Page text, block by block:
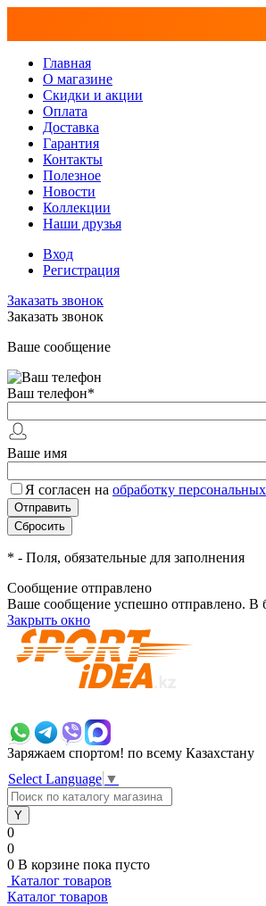
Главная
О магазине
Скидки и акции
Оплата
Доставка
Гарантия
Контакты
Полезное
Новости
Коллекции
Наши друзья
Вход
Регистрация
Заказать звонок
Заказать звонок
Ваше сообщение
Ваш телефон*
Ваше имя
Я согласен на обработку
* - Поля, обязательные для заполнения
Сообщение отправлено
Ваше сообщение успешно отправлено. В
Закрыть окно
Заряжаем спортом! по всему Казахстану
Select Language ▼
0
0
0 В корзине пока пусто
Каталог товаров
Каталог товаров